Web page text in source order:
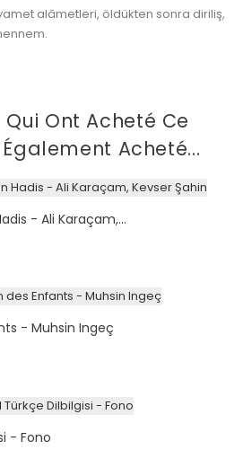
alâmetleri, öldükten sonra diriliş,
Qui Ont Acheté Ce
Acheté...
- Ali Karaçam,...
- Muhsin Ingeç
- Fono